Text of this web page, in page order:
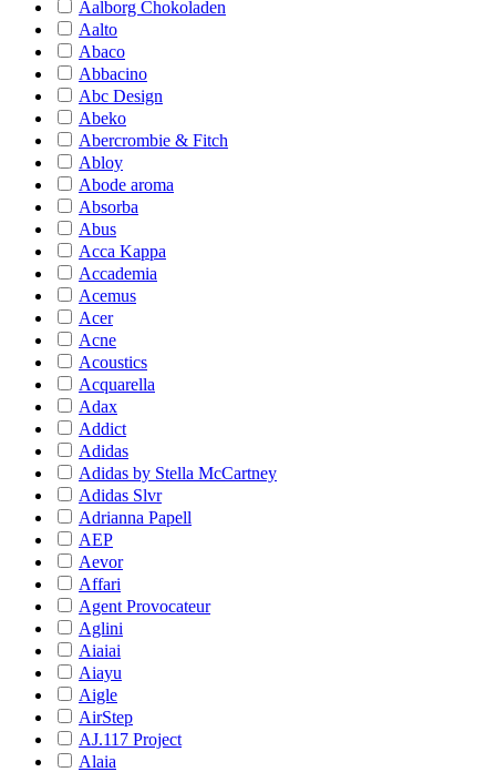
Aalborg Chokoladen
Aalto
Abaco
Abbacino
Abc Design
Abeko
Abercrombie & Fitch
Abloy
Abode aroma
Absorba
Abus
Acca Kappa
Accademia
Acemus
Acer
Acne
Acoustics
Acquarella
Adax
Addict
Adidas
Adidas by Stella McCartney
Adidas Slvr
Adrianna Papell
AEP
Aevor
Affari
Agent Provocateur
Aglini
Aiaiai
Aiayu
Aigle
AirStep
AJ.117 Project
Alaia